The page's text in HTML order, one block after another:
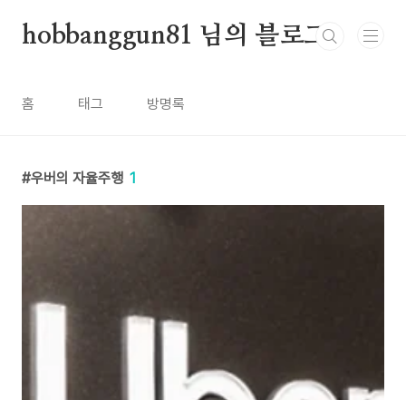
hobbanggun81 님의 블로그
홈 태그 방명록
우버의 자율주행 1